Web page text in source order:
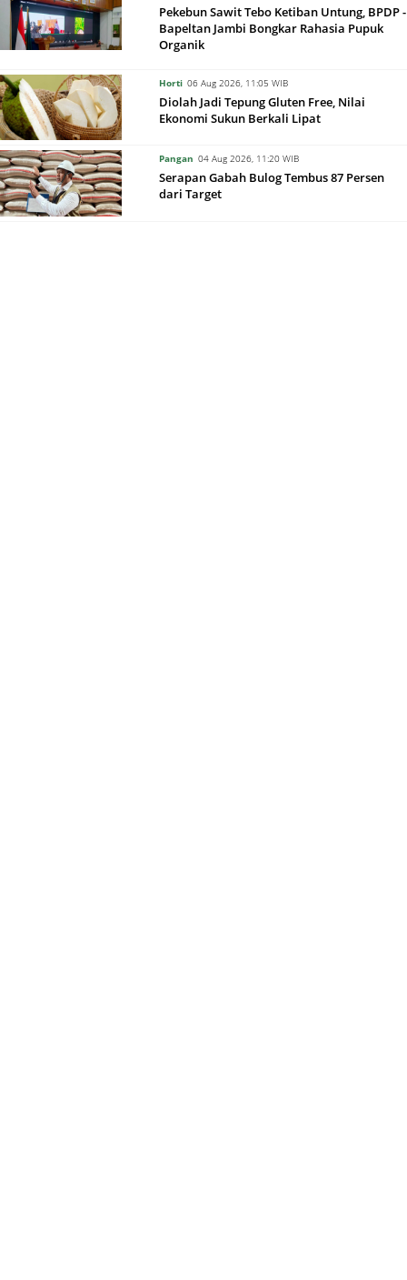
Pekebun Sawit Tebo Ketiban Untung, BPDP -
Bapeltan Jambi Bongkar Rahasia Pupuk
Organik
Horti 06 Aug 2026, 11:05 WIB
Diolah Jadi Tepung Gluten Free, Nilai
Ekonomi Sukun Berkali Lipat
Pangan 04 Aug 2026, 11:20 WIB
Serapan Gabah Bulog Tembus 87 Persen
dari Target